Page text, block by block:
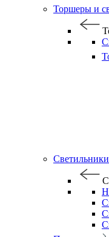
Торшеры и